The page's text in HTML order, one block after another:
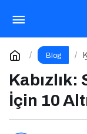
Blog
Kabızlık:
İçin 10
Yapay
Yorum Yap